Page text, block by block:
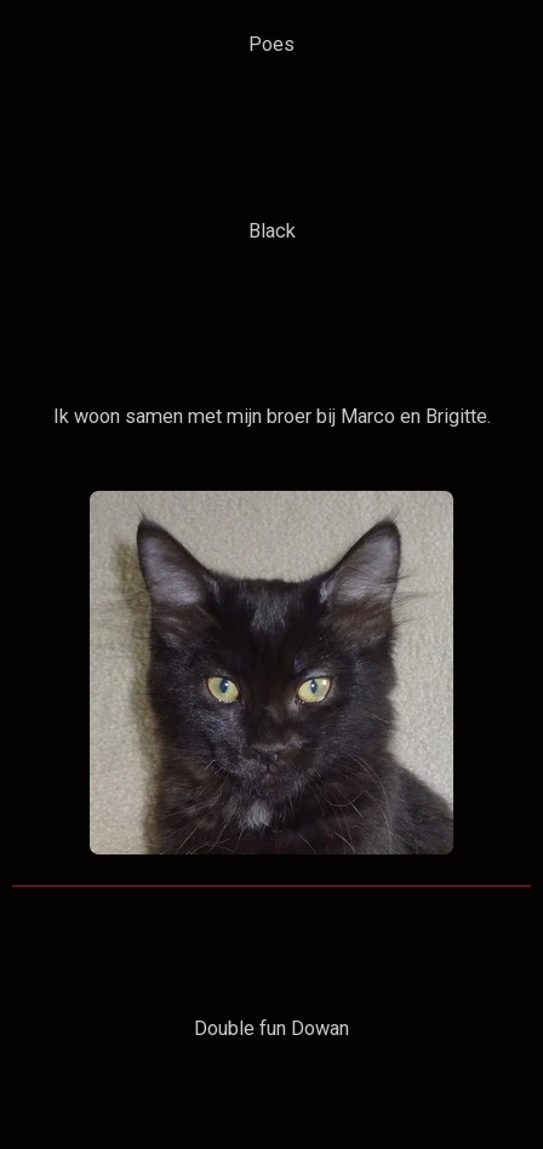
Poes
Black
Ik woon samen met mijn broer bij Marco en Brigitte.
Double fun Dowan